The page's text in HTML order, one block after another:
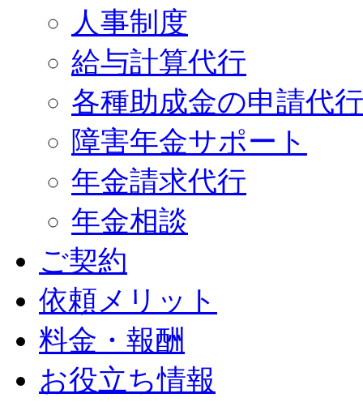
人事制度
給与計算代行
各種助成金の申請代行
障害年金サポート
年金請求代行
年金相談
ご契約
依頼メリット
料金・報酬
お役立ち情報